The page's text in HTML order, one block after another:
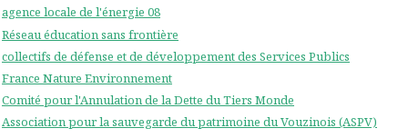
agence locale de l'énergie 08
Réseau éducation sans frontière
collectifs de défense et de développement des Services Publics
France Nature Environnement
Comité pour l'Annulation de la Dette du Tiers Monde
Association pour la sauvegarde du patrimoine du Vouzinois (ASPV)